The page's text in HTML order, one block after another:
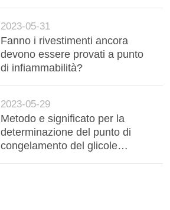
2023-05-31
Fanno i rivestimenti ancora
devono essere provati a punto
di infiammabilità?
2023-05-29
Metodo e significato per la
determinazione del punto di
congelamento del glicole